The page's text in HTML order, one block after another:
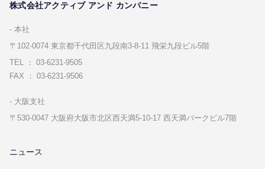
株式会社アクティブ アンド カンパニー
本社
〒102-0074 東京都千代⽥区九段南3-8-11 飛栄九段ビル5階
TEL ： 03-6231-9505
FAX ： 03-6231-9506
⼤阪⽀社
〒530-0047 ⼤阪府⼤阪市北区⻄天満5-10-17 ⻄天満パークビル7階
ニュース